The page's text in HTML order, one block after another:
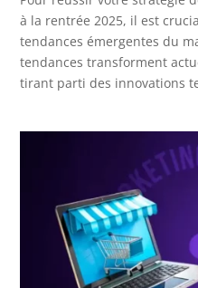
à la rentrée 2025, il est
tendances émergentes du
tendances transforment
tirant parti des innovations